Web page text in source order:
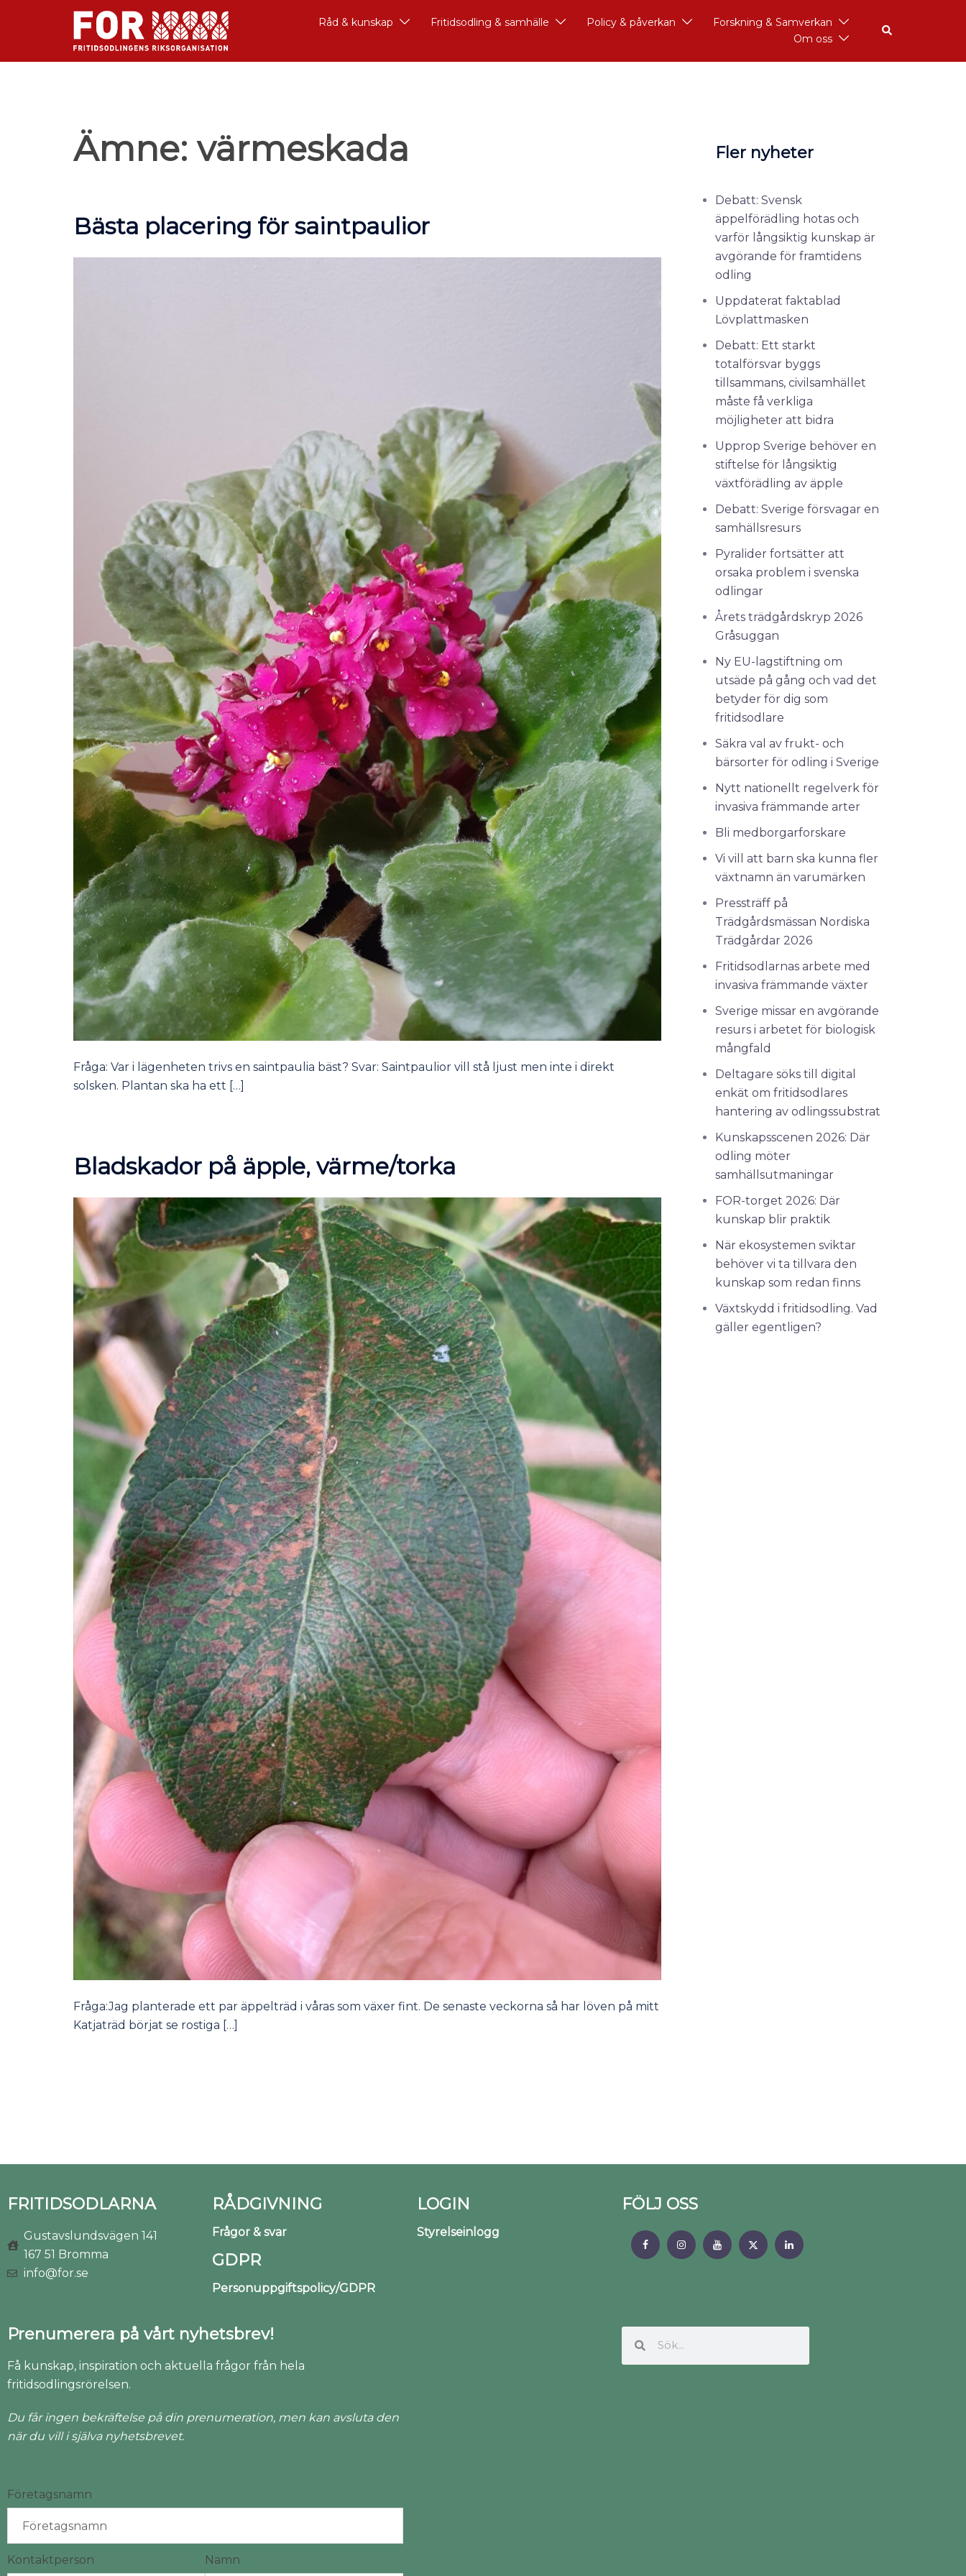
Råd & kunskap Fritidsodling & samhälle Policy & påverkan
Forskning & Samverkan
Om oss
Ämne:värmeskada
Bästa placering för saintpaulior
Fråga: Var i lägenheten trivs en saintpaulia bäst? Svar: Saintpaulior vill stå ljust men inte i direkt
solsken. Plantan ska ha ett […]
Bladskador på äpple, värme/torka
Fråga:Jag planterade ett par äppelträd i våras som växer fint. De senaste veckorna så har löven på mitt
Katjaträd börjat se rostiga […]
Fler nyheter
Debatt: Svensk
äppelförädling hotas och
varför långsiktig kunskap är
avgörande för framtidens
odling
Uppdaterat faktablad
Lövplattmasken
Debatt: Ett starkt
totalförsvar byggs
tillsammans, civilsamhället
måste få verkliga
möjligheter att bidra
Upprop Sverige behöver en
stiftelse för långsiktig
växtförädling av äpple
Debatt: Sverige försvagar en
samhällsresurs
Pyralider fortsätter att
orsaka problem i svenska
odlingar
Årets trädgårdskryp 2026
Gråsuggan
Ny EU-lagstiftning om
utsäde på gång och vad det
betyder för dig som
fritidsodlare
Säkra val av frukt- och
bärsorter för odling i Sverige
Nytt nationellt regelverk för
invasiva främmande arter
Bli medborgarforskare
Vi vill att barn ska kunna fler
växtnamn än varumärken
Pressträff på
Trädgårdsmässan Nordiska
Trädgårdar 2026
Fritidsodlarnas arbete med
invasiva främmande växter
Sverige missar en avgörande
resurs i arbetet för biologisk
mångfald
Deltagare söks till digital
enkät om fritidsodlares
hantering av odlingssubstrat
Kunskapsscenen 2026: Där
odling möter
samhällsutmaningar
FOR-torget 2026: Där
kunskap blir praktik
När ekosystemen sviktar
behöver vi ta tillvara den
kunskap som redan finns
Växtskydd i fritidsodling. Vad
gäller egentligen?
FRITIDSODLARNA
Gustavslundsvägen 141
167 51 Bromma
info@for.se
RÅDGIVNING
Frågor & svar
GDPR
Personuppgiftspolicy/GDPR
LOGIN
Styrelseinlogg
FÖLJ OSS
Prenumerera på vårt nyhetsbrev!
Få kunskap, inspiration och aktuella frågor från hela
fritidsodlingsrörelsen.
Du får ingen bekräftelse på din prenumeration, men kan avsluta den
när du vill i själva nyhetsbrevet.
Företagsnamn
Kontaktperson Namn